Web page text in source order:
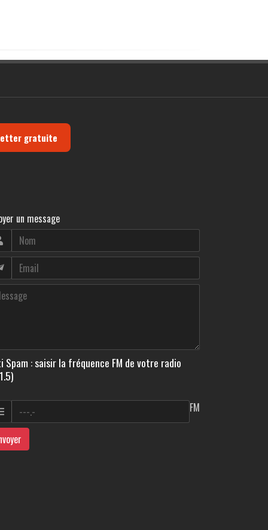
gratuite
un message
Spam : saisir la fréquence FM de votre radio
FM